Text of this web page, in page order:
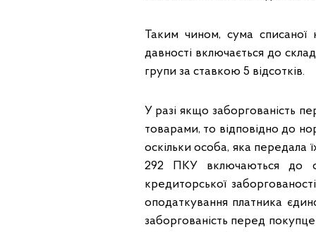
Таким чином, сума списаної
давності включається до
групи за ставкою 5 відсотків.
У разі якщо заборгованість
товарами, то відповідно до
оскільки особа, яка передала
292 ПКУ включаються до
кредиторської
оподаткування платника
заборгованість перед